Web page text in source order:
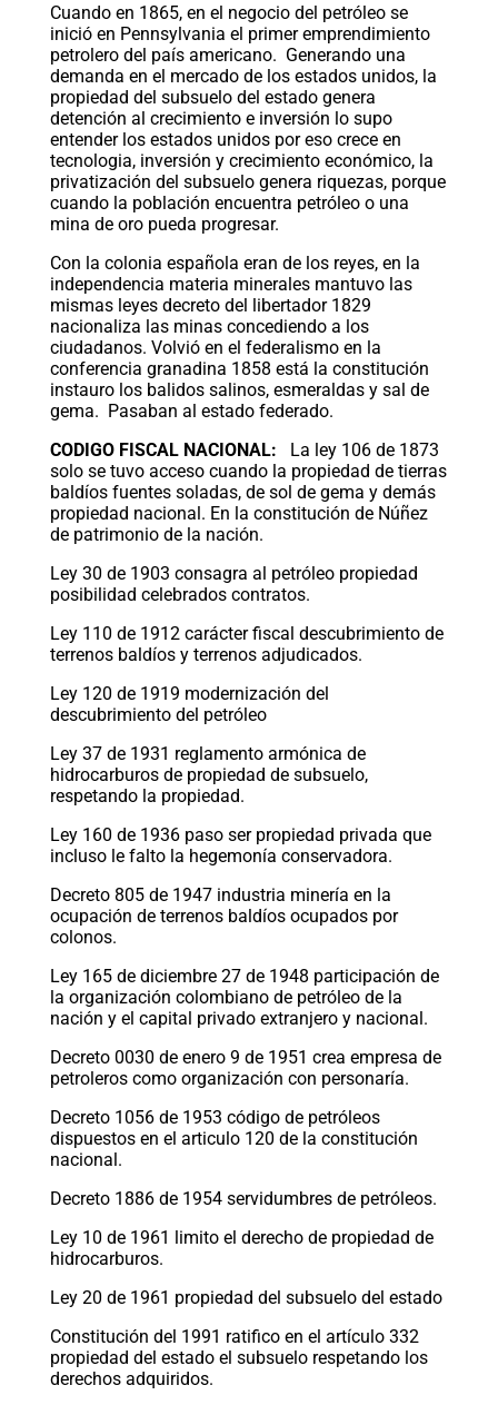
Cuando en 1865, en el negocio del petróleo se
inició en Pennsylvania el primer emprendimiento
petrolero del país americano. Generando una
demanda en el mercado de los estados unidos, la
propiedad del subsuelo del estado genera
detención al crecimiento e inversión lo supo
entender los estados unidos por eso crece en
tecnologia, inversión y crecimiento económico, la
privatización del subsuelo genera riquezas, porque
cuando la población encuentra petróleo o una
mina de oro pueda progresar.
Con la colonia española eran de los reyes, en la
independencia materia minerales mantuvo las
mismas leyes decreto del libertador 1829
nacionaliza las minas concediendo a los
ciudadanos. Volvió en el federalismo en la
conferencia granadina 1858 está la constitución
instauro los balidos salinos, esmeraldas y sal de
gema. Pasaban al estado federado.
CODIGO FISCAL NACIONAL:
La ley 106 de 1873
solo se tuvo acceso cuando la propiedad de tierras
baldíos fuentes soladas, de sol de gema y demás
propiedad nacional. En la constitución de Núñez
de patrimonio de la nación.
Ley 30 de 1903 consagra al petróleo propiedad
posibilidad celebrados contratos.
Ley 110 de 1912 carácter fiscal descubrimiento de
terrenos baldíos y terrenos adjudicados.
Ley 120 de 1919 modernización del
descubrimiento del petróleo
Ley 37 de 1931 reglamento armónica de
hidrocarburos de propiedad de subsuelo,
respetando la propiedad.
Ley 160 de 1936 paso ser propiedad privada que
incluso le falto la hegemonía conservadora.
Decreto 805 de 1947 industria minería en la
ocupación de terrenos baldíos ocupados por
colonos.
Ley 165 de diciembre 27 de 1948 participación de
la organización colombiano de petróleo de la
nación y el capital privado extranjero y nacional.
Decreto 0030 de enero 9 de 1951 crea empresa de
petroleros como organización con personaría.
Decreto 1056 de 1953 código de petróleos
dispuestos en el articulo 120 de la constitución
nacional.
Decreto 1886 de 1954 servidumbres de petróleos.
Ley 10 de 1961 limito el derecho de propiedad de
hidrocarburos.
Ley 20 de 1961 propiedad del subsuelo del estado
Constitución del 1991 ratifico en el artículo 332
propiedad del estado el subsuelo respetando los
derechos adquiridos.